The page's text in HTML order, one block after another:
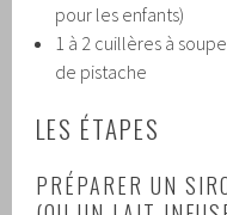
pour les enfants)
1 à 2 cuillères à
de pistache
LES ÉTAPES
PRÉPARER UN